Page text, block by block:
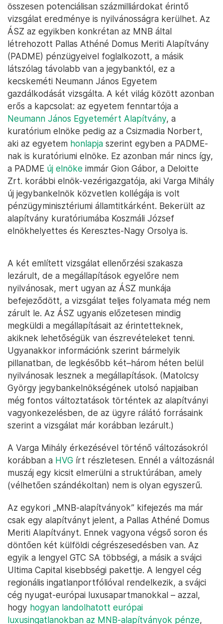
összesen potenciálisan százmilliárdokat érintő
vizsgálat eredménye is nyilvánosságra kerülhet. Az
ÁSZ az egyikben konkrétan az MNB által
létrehozott Pallas Athéné Domus Meriti Alapítvány
(PADME) pénzügyeivel foglalkozott, a másik
látszólag távolabb van a jegybanktól, ez a
kecskeméti Neumann János Egyetem
gazdálkodását vizsgálta. A két világ között azonban
erős a kapcsolat: az egyetem fenntartója a
Neumann János Egyetemért Alapítvány, a
kuratórium elnöke pedig az a Csizmadia Norbert,
aki az egyetem honlapja szerint egyben a PADME-
nak is kuratóriumi elnöke. Ez azonban már nincs így,
a PADME új elnöke immár Gion Gábor, a Deloitte
Zrt. korábbi elnök-vezérigazgatója, aki Varga Mihály
új jegybankelnök közvetlen kollégája is volt
pénzügyminisztériumi államtitkárként. Bekerült az
alapítvány kuratóriumába Koszmáli József
elnökhelyettes és Keresztes-Nagy Orsolya is.
A két említett vizsgálat ellenőrzési szakasza
lezárult, de a megállapítások egyelőre nem
nyilvánosak, mert ugyan az ÁSZ munkája
befejeződött, a vizsgálat teljes folyamata még nem
zárult le. Az ÁSZ ugyanis előzetesen mindig
megküldi a megállapításait az érintetteknek,
akiknek lehetőségük van észrevételeket tenni.
Ugyanakkor információnk szerint bármelyik
pillanatban, de legkésőbb két–három héten belül
nyilvánosak lesznek a megállapítások. (Matolcsy
György jegybankelnökségének utolsó napjaiban
még fontos változtatások történtek az alapítványi
vagyonkezelésben, de az ügyre rálátó forrásaink
szerint a vizsgálat már korábban lezárult.)
A Varga Mihály érkezésével történő változásokról
korábban a HVG írt részletesen. Ennél a változásnál
muszáj egy kicsit elmerülni a struktúrában, amely
(vélhetően szándékoltan) nem is olyan egyszerű.
Az egykori „MNB-alapítványok” kifejezés ma már
csak egy alapítványt jelent, a Pallas Athéné Domus
Meriti Alapítványt. Ennek vagyona végső soron és
döntően két külföldi cégrészesedésben van. Az
egyik a lengyel GTC SA többségi, a másik a svájci
Ultima Capital kisebbségi pakettje. A lengyel cég
regionális ingatlanportfólióval rendelkezik, a svájci
cég nyugat-európai luxusapartmanokkal – azzal,
hogy hogyan landolhatott európai
luxusingatlanokban az MNB-alapítványok pénze,